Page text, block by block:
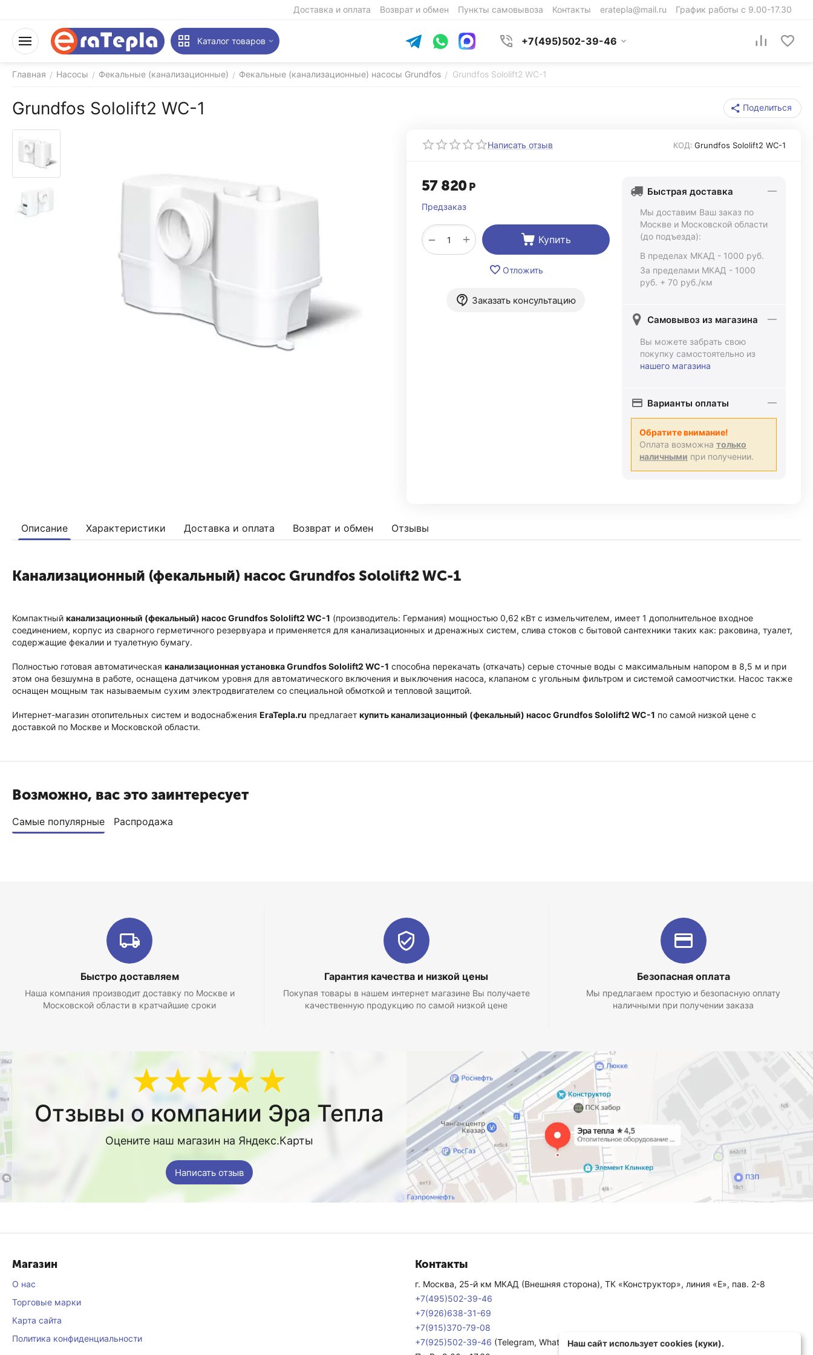
Доставка и оплата Возврат и обмен Пункты самовывоза Контакты eratepla@mail.ru График работы с 9.00-17.30
Каталог товаров +7(495)502-39-46
Главная / Насосы / Фекальные (канализационные) / Фекальные (канализационные) насосы Grundfos / Grundfos Sololift2 WC-1
Grundfos Sololift2 WC-1 Поделиться
Написать отзыв КОД: Grundfos Sololift2 WC-1
57 820 Р
Предзаказ
+
− Купить
Отложить
Заказать консультацию
Быстрая доставка
Мы доставим Ваш заказ по
Москве и Московской области
(до подъезда):
В пределах МКАД - 1000 руб.
За пределами МКАД - 1000
руб. + 70 руб./км
Самовывоз из магазина
Вы можете забрать свою
покупку самостоятельно из
нашего магазина
Варианты оплаты
Обратите внимание!
Оплата возможна только
наличными при получении.
Описание Характеристики Доставка и оплата Возврат и обмен Отзывы
Канализационный (фекальный) насос Grundfos Sololift2 WC-1
Компактный канализационный (фекальный) насос Grundfos Sololift2 WC-1 (производитель: Германия) мощностью 0,62 кВт с измельчителем, имеет 1 дополнительное входное
соединением, корпус из сварного герметичного резервуара и применяется для канализационных и дренажных систем, слива стоков с бытовой сантехники таких как: раковина, туалет,
содержащие фекалии и туалетную бумагу.
Полностью готовая автоматическая канализационная установка Grundfos Sololift2 WC-1 способна перекачать (откачать) серые сточные воды с максимальным напором в 8,5 м и при
этом она безшумна в работе, оснащена датчиком уровня для автоматического включения и выключения насоса, клапаном с угольным фильтром и системой самоотчистки. Насос также
оснащен мощным так называемым сухим электродвигателем со специальной обмоткой и тепловой защитой.
Интернет-магазин отопительных систем и водоснабжения EraTepla.ru предлагает купить канализационный (фекальный) насос Grundfos Sololift2 WC-1 по самой низкой цене с
доставкой по Москве и Московской области.
Возможно, вас это заинтересует
Самые популярные Распродажа
Быстро доставляем
Наша компания производит доставку по Москве и
Московской области в кратчайшие сроки
Гарантия качества и низкой цены
Покупая товары в нашем интернет магазине Вы получаете
качественную продукцию по самой низкой цене
Безопасная оплата
Мы предлагаем простую и безопасную оплату
наличными при получении заказа
★★★★★
Отзывы о компании Эра Тепла
Оцените наш магазин на Яндекс.Карты
Написать отзыв
Магазин
О нас
Торговые марки
Карта сайта
Политика конфиденциальности
Контакты
г. Москва, 25-й км МКАД (Внешняя сторона), ТК «Конструктор», линия «Е», пав. 2-8
+7(495)502-39-46
+7(926)638-31-69
+7(915)370-79-08
+7(925)502-39-46 (Telegram, WhatsApp, MAX)Наш сайт использует cookies (куки).